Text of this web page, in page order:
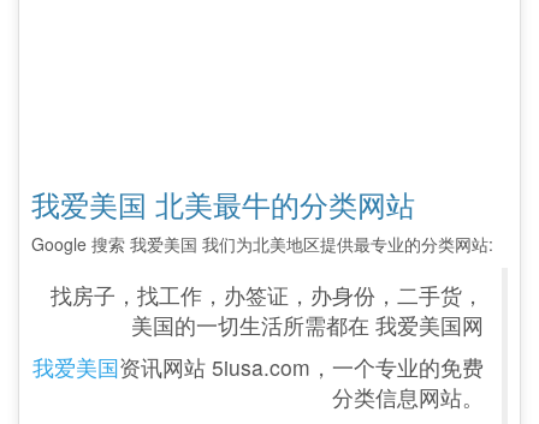
我爱美国 北美最牛的分类网站
Google 搜索 我爱美国 我们为北美地区提供最专业的分类网站:
找房子，找工作，办签证，办身份，二手货，
美国的一切生活所需都在 我爱美国网
我爱美国资讯网站 5iusa.com，一个专业的免费
分类信息网站。